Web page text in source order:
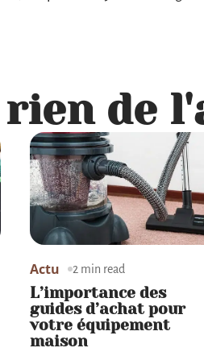
de
Actu 2 min read
L’importance des
guides d’achat pour
votre équipement
maison